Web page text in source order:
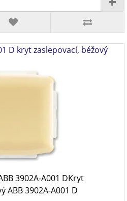
D kryt zaslepovací, béžový
3902A-A001 DKryt
ABB 3902A-A001 D